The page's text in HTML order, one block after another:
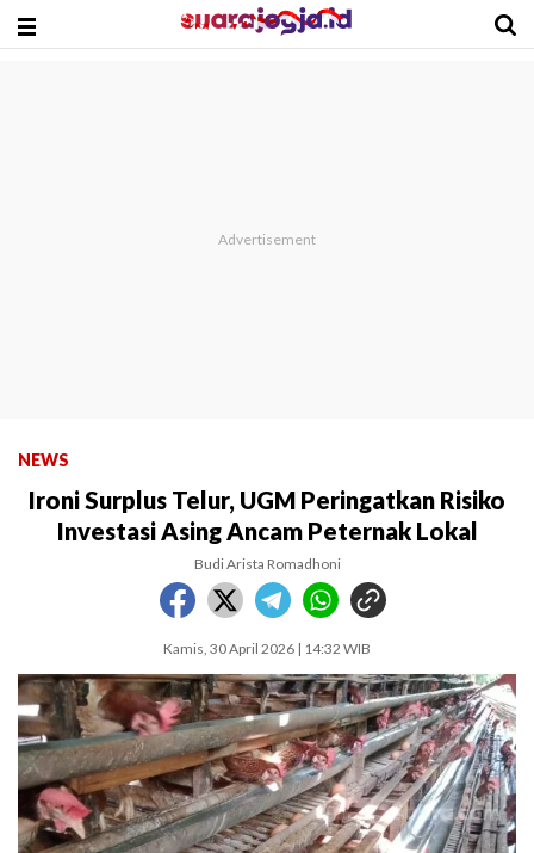
NEWS
Ironi Surplus Telur, UGM Peringatkan Risiko
Investasi Asing Ancam Peternak Lokal
Budi Arista Romadhoni
Kamis, 30 April 2026 | 14:32 WIB